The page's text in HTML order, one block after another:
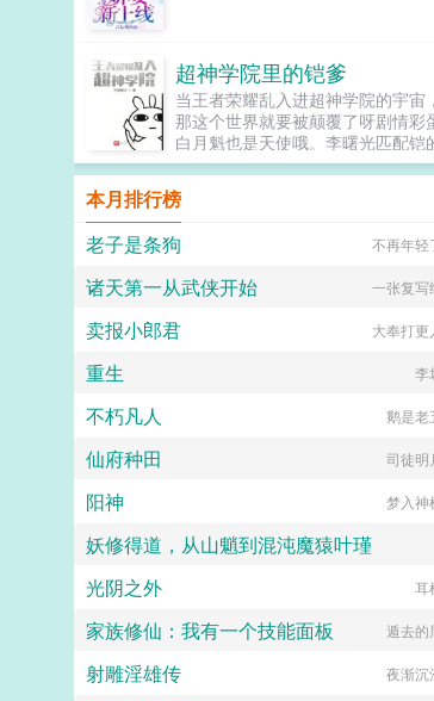
超神学院里的铠爹
当王者荣耀乱入进超神学院的宇宙，
那这个世界就要被颠覆了呀剧情彩
白月魁也是天使哦。李曙光匹配铠
曙光守卫者。葛小伦匹配项羽的天
使。刘闯典韦的黄金武士琪琳匹配百
里守约蔷薇匹配孙膑的天使之翼。...
本月排行榜
老子是条狗
不再年轻
诸天第一从武侠开始 一张复写
卖报小郎君 大奉打更
重生 李
不朽凡人 鹅是老
仙府种田 司徒明
阳神 梦入神
妖修得道，从山魈到混沌魔猿叶瑾
莲藕排骨汤
光阴之外 耳
家族修仙：我有一个技能面板 遁去的
射雕淫雄传 夜渐沉